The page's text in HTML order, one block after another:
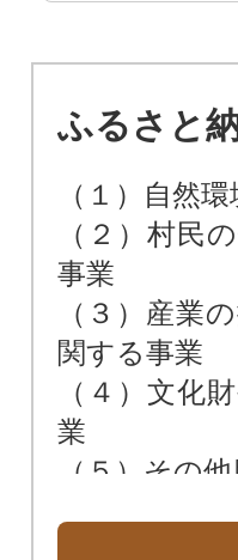
ふるさと
（１）自然
（２）村民
事業
（３）産業
関する事業
（４）文化
業
（５）その